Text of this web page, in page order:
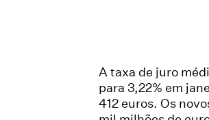
A taxa de juro
para 3,22% em
412 euros. Os